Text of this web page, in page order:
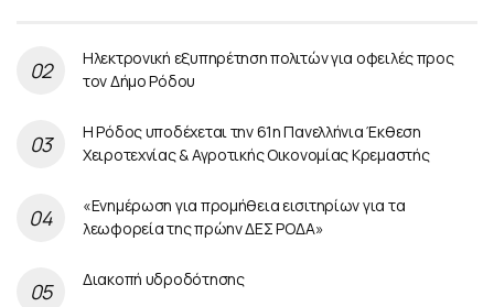
Ηλεκτρονική εξυπηρέτηση πολιτών για οφειλές προς
τον Δήμο Ρόδου
Η Ρόδος υποδέχεται την 61η Πανελλήνια Έκθεση
Χειροτεχνίας & Αγροτικής Οικονομίας Κρεμαστής
«Ενημέρωση για προμήθεια εισιτηρίων για τα
λεωφορεία της πρώην ΔΕΣ ΡΟΔΑ»
Διακοπή υδροδότησης